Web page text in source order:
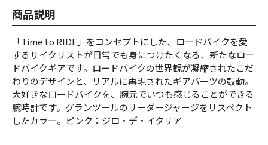
商品説明
「Time to RIDE」をコンセプトにした、ロードバイクを愛
するサイクリストが日常でも身につけたくなる、新たなロー
ドバイクギアです。ロードバイクの世界観が凝縮されたこだ
わりのデザインと、リアルに再現されたギアパーツの鼓動。
大好きなロードバイクを、腕元でいつも感じることができる
腕時計です。グランツールのリーダージャージをリスペクト
したカラー。ピンク：ジロ・デ・イタリア